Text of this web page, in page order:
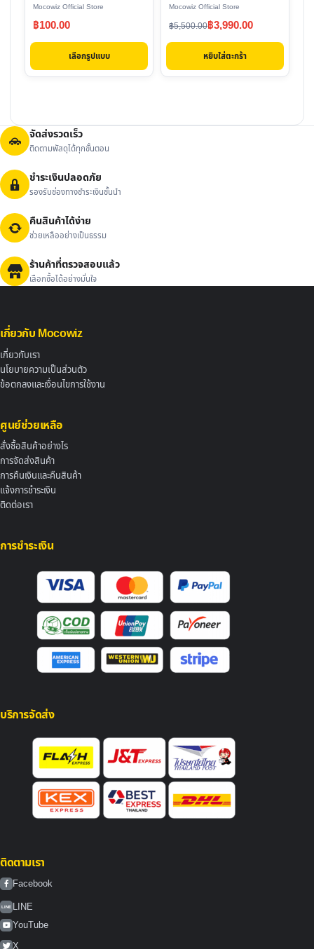
Mocowiz Official Store
฿100.00
เลือกรูปแบบ
chosen
on
product
Mocowiz Official Store
฿5,500.00
Original
price
฿5,500.00.
฿3,990.00
Current
price
฿3,990.00.
หยิบใส่ตะกร้า
จัดส่งรวดเร็ว
ติดตามพัสดุได้ทุกขั้นตอน
ชำระเงินปลอดภัย
รองรับช่องทางชำระเงินชั้นนำ
คืนสินค้าได้ง่าย
ช่วยเหลืออย่างเป็นธรรม
ร้านค้าที่ตรวจสอบแล้ว
เลือกซื้อได้อย่างมั่นใจ
เกี่ยวกับ Mocowiz
เกี่ยวกับเรา
นโยบายความเป็นส่วนตัว
ข้อตกลงและเงื่อนไขการใช้งาน
ศูนย์ช่วยเหลือ
สั่งซื้อสินค้าอย่างไร
การจัดส่งสินค้า
การคืนเงินและคืนสินค้า
แจ้งการชำระเงิน
ติดต่อเรา
การชำระเงิน
บริการจัดส่ง
ติดตามเรา
Facebook
LINE LINE
YouTube